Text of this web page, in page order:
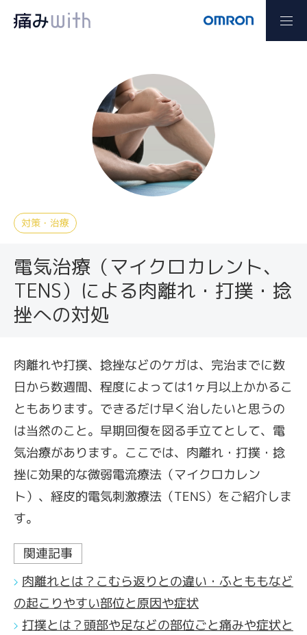
対策・治療
電気治療（マイクロカレント、
TENS）による肉離れ・打撲・捻
挫への対処
肉離れや打撲、捻挫などのケガは、完治までに数
日から数週間、程度によっては1ヶ月以上かかるこ
ともあります。できるだけ早く治したいと思うの
は当然のこと。早期回復を図る手立てとして、電
気治療があります。ここでは、肉離れ・打撲・捻
挫に効果的な微弱電流療法（マイクロカレン
ト）、経皮的電気刺激療法（TENS）をご紹介しま
す。
関連記事
肉離れとは？こむら返りとの違い・ふとももなど
の起こりやすい部位と原因や症状
打撲とは？頭部や足などの部位ごと痛みや症状と